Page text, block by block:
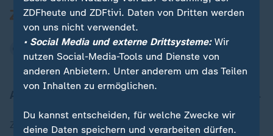
Zuletzt veröffentlicht
ZDFheute und ZDFtivi. Daten von Dritten werden
von uns nicht verwendet.
• Social Media und externe Drittsysteme:Wir
nutzen Social-Media-Tools und Dienste von
anderen Anbietern. Unter anderem um das Teilen
von Inhalten zu ermöglichen.
Du kannst entscheiden, für welche Zwecke wir
deine Daten speichern und verarbeiten dürfen.